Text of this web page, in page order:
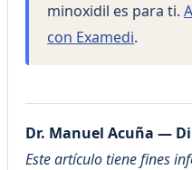
minoxidil es para ti.
con Examedi.
Dr. Manuel Acuña —
Este artículo tiene fines